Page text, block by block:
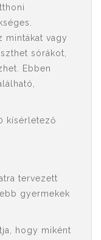
mintákat vagy
sórákot,
Ebben
kísérletező
tervezett
gyermekek
hogy miként